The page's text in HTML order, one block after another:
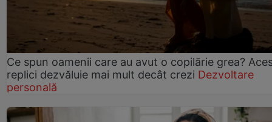
Ce spun oamenii care au avut o copilărie grea?
replici dezvăluie mai mult decât crezi Dezvoltare
personală